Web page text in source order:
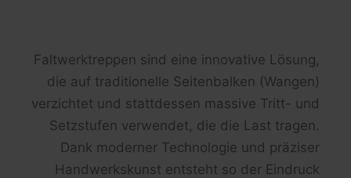
Faltwerktreppen sind eine innovative Lösung,
die auf traditionelle Seitenbalken (Wangen)
verzichtet und stattdessen massive Tritt- und
Setzstufen verwendet, die die Last tragen.
Dank moderner Technologie und präziser
Handwerkskunst entsteht so der Eindruck